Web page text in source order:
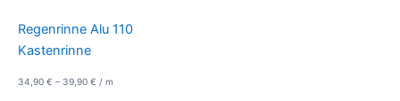
Regenrinne Alu 110
Kastenrinne
34,90 € – 39,90 € / m